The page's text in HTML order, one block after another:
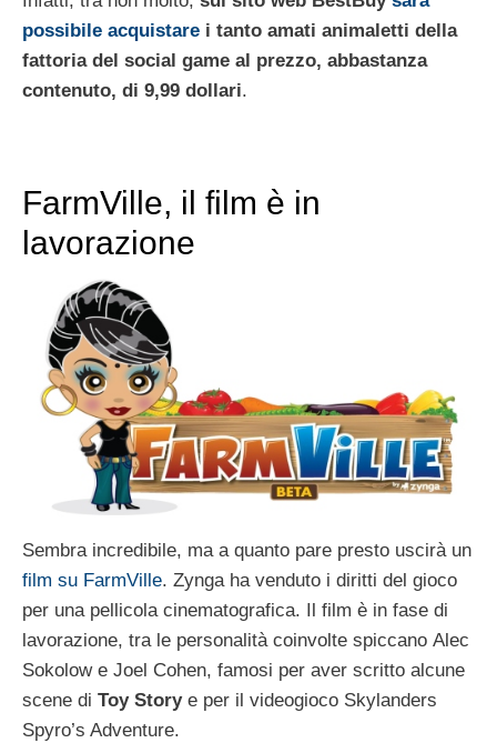
possibile acquistare i tanto amati animaletti della
fattoria del social game al prezzo, abbastanza
contenuto, di 9,99 dollari.
FarmVille, il film è in
lavorazione
Sembra incredibile, ma a quanto pare presto uscirà un
film su FarmVille. Zynga ha venduto i diritti del gioco
per una pellicola cinematografica. Il film è in fase di
lavorazione, tra le personalità coinvolte spiccano Alec
Sokolow e Joel Cohen, famosi per aver scritto alcune
scene di Toy Storye per il videogioco Skylanders
Spyro’s Adventure.